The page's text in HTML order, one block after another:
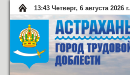
13:43 Четверг, 6 августа 2026 г.